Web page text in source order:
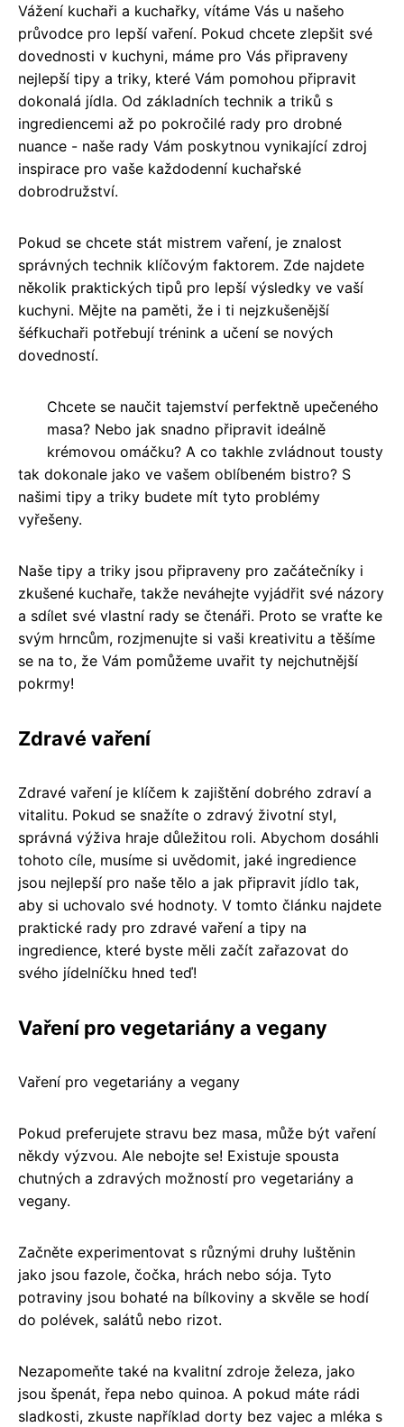
Vážení kuchaři a kuchařky, vítáme Vás u našeho
průvodce pro lepší vaření. Pokud chcete zlepšit své
dovednosti v kuchyni, máme pro Vás připraveny
nejlepší tipy a triky, které Vám pomohou připravit
dokonalá jídla. Od základních technik a triků s
ingrediencemi až po pokročilé rady pro drobné
nuance - naše rady Vám poskytnou vynikající zdroj
inspirace pro vaše každodenní kuchařské
dobrodružství.
Pokud se chcete stát mistrem vaření, je znalost
správných technik klíčovým faktorem. Zde najdete
několik praktických tipů pro lepší výsledky ve vaší
kuchyni. Mějte na paměti, že i ti nejzkušenější
šéfkuchaři potřebují trénink a učení se nových
dovedností.
Chcete se naučit tajemství perfektně upečeného
masa? Nebo jak snadno připravit ideálně
krémovou omáčku? A co takhle zvládnout tousty
tak dokonale jako ve vašem oblíbeném bistro? S
našimi tipy a triky budete mít tyto problémy
vyřešeny.
Naše tipy a triky jsou připraveny pro začátečníky i
zkušené kuchaře, takže neváhejte vyjádřit své názory
a sdílet své vlastní rady se čtenáři. Proto se vraťte ke
svým hrncům, rozjmenujte si vaši kreativitu a těšíme
se na to, že Vám pomůžeme uvařit ty nejchutnější
pokrmy!
Zdravé vaření
Zdravé vaření je klíčem k zajištění dobrého zdraví a
vitalitu. Pokud se snažíte o zdravý životní styl,
správná výživa hraje důležitou roli. Abychom dosáhli
tohoto cíle, musíme si uvědomit, jaké ingredience
jsou nejlepší pro naše tělo a jak připravit jídlo tak,
aby si uchovalo své hodnoty. V tomto článku najdete
praktické rady pro zdravé vaření a tipy na
ingredience, které byste měli začít zařazovat do
svého jídelníčku hned teď!
Vaření pro vegetariány a vegany
Vaření pro vegetariány a vegany
Pokud preferujete stravu bez masa, může být vaření
někdy výzvou. Ale nebojte se! Existuje spousta
chutných a zdravých možností pro vegetariány a
vegany.
Začněte experimentovat s různými druhy luštěnin
jako jsou fazole, čočka, hrách nebo sója. Tyto
potraviny jsou bohaté na bílkoviny a skvěle se hodí
do polévek, salátů nebo rizot.
Nezapomeňte také na kvalitní zdroje železa, jako
jsou špenát, řepa nebo quinoa. A pokud máte rádi
sladkosti, zkuste například dorty bez vajec a mléka s